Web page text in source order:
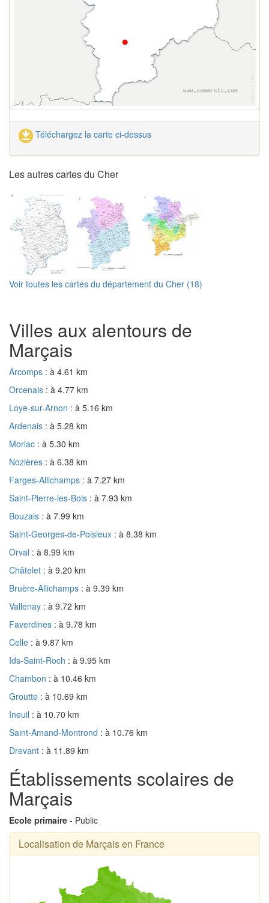
Téléchargez la carte ci-dessus
Les autres cartes du Cher
Voir toutes les cartes du département du Cher (18)
Villes aux alentours de
Marçais
Arcomps : à 4.61 km
Orcenais : à 4.77 km
Loye-sur-Arnon : à 5.16 km
Ardenais : à 5.28 km
Morlac : à 5.30 km
Nozières : à 6.38 km
Farges-Allichamps : à 7.27 km
Saint-Pierre-les-Bois : à 7.93 km
Bouzais : à 7.99 km
Saint-Georges-de-Poisieux : à 8.38 km
Orval : à 8.99 km
Châtelet : à 9.20 km
Bruère-Allichamps : à 9.39 km
Vallenay : à 9.72 km
Faverdines : à 9.78 km
Celle : à 9.87 km
Ids-Saint-Roch : à 9.95 km
Chambon : à 10.46 km
Groutte : à 10.69 km
Ineuil : à 10.70 km
Saint-Amand-Montrond : à 10.76 km
Drevant : à 11.89 km
Établissements scolaires de
Marçais
Ecole primaire - Public
Localisation de Marçais en France